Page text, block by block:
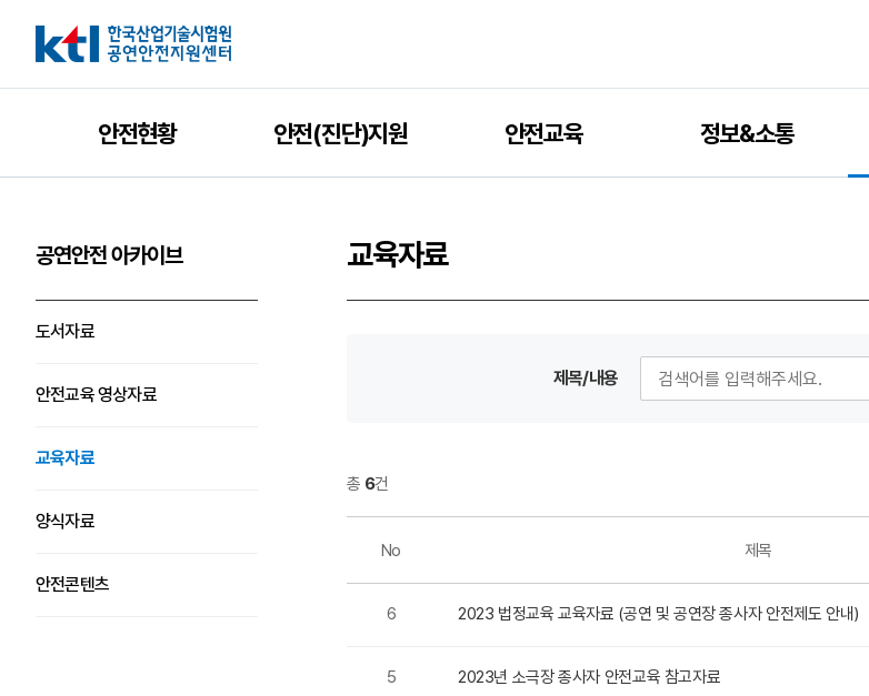
안전현황 안전(진단)지원 안전교육 정보&소통
공연안전 아카이브
도서자료
안전교육 영상자료
교육자료
양식자료
안전콘텐츠
교육자료
제목/내용
총 6건
No 제목
6 2023 법정교육 교육자료 (공연 및 공연장 종사자 안전제도 안내)
5 2023년 소극장 종사자 안전교육 참고자료